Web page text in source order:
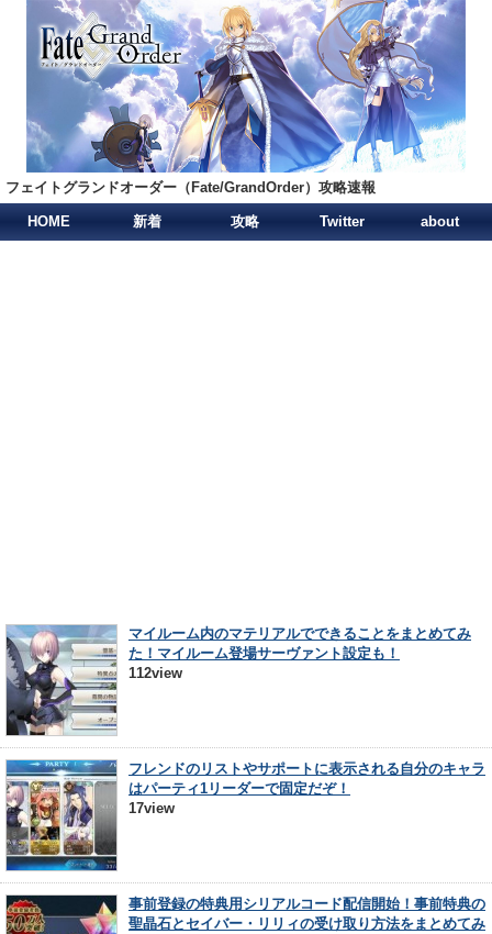
フェイトグランドオーダー（Fate/GrandOrder）攻略速報
HOME 新着 攻略 Twitter about
マイルーム内のマテリアルでできることをまとめてみ
た！マイルーム登場サーヴァント設定も！
112view
フレンドのリストやサポートに表示される自分のキャラ
はパーティ1リーダーで固定だぞ！
17view
事前登録の特典用シリアルコード配信開始！事前特典の
聖晶石とセイバー・リリィの受け取り方法をまとめてみ